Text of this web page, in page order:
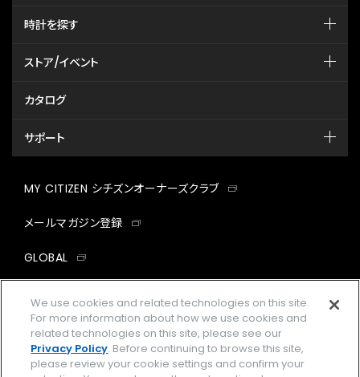
時計を探す
ストア/イベント
カタログ
サポート
MY CITIZEN シチズンオーナーズクラブ
メールマガジン登録
GLOBAL
facebookinstagramtwitter
企業情報 ご利用規約
We use cookies and related technologies on this site.
For more information about how we use cookies and
related technologies on this site, please see our
Privacy Policy. Before continuing to browse this site,
please review your cookie settings and confirm your